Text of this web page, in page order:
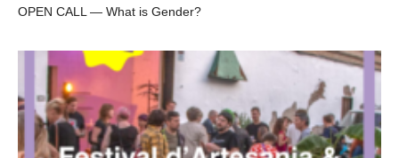
OPEN CALL — What is Gender?